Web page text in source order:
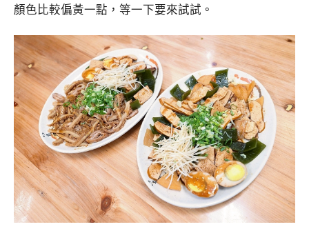
顏色比較偏黃一點，等一下要來試試。